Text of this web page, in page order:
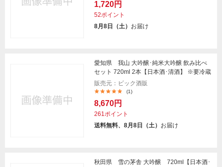
1,720円
52ポイント
8月8日（土） お届け
愛知県 我山 大吟醸･純米大吟醸 飲み比べ
セット 720ml 2本【日本酒･清酒】 ※要冷蔵
販売元：ビック酒販
(1)
8,670円
261ポイント
送料無料、8月8日（土） お届け
秋田県 雪の茅舎 大吟醸 720ml【日本酒･